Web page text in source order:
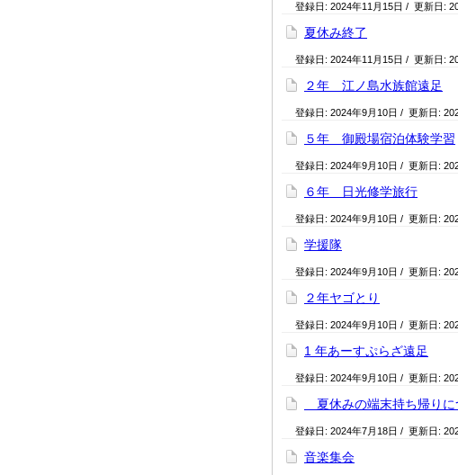
登録日: 2024年11月15日 / 更新日:
夏休み終了
登録日: 2024年11月15日 / 更新日:
２年 江ノ島水族館遠足
登録日: 2024年9月10日 / 更新日:
５年 御殿場宿泊体験学習
登録日: 2024年9月10日 / 更新日:
６年 日光修学旅行
登録日: 2024年9月10日 / 更新日:
学援隊
登録日: 2024年9月10日 / 更新日:
２年ヤゴとり
登録日: 2024年9月10日 / 更新日:
1 年あーすぷらざ遠足
登録日: 2024年9月10日 / 更新日:
夏休みの端末持ち帰りに
登録日: 2024年7月18日 / 更新日:
音楽集会